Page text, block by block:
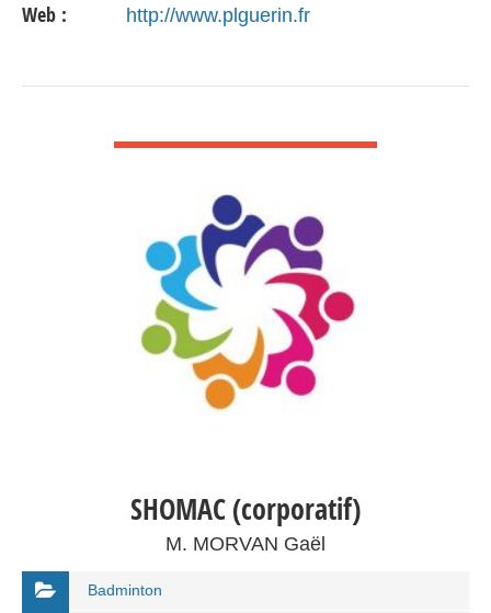
Web : http://www.plguerin.fr
SHOMAC (corporatif)
M. MORVAN Gaël
Badminton